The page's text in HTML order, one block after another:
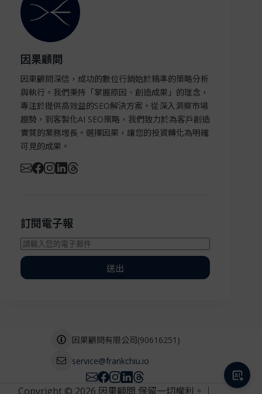
因果顧問
因果顧問深信，成功的數位行銷始於精準的策略分析
與執行。我們秉持「掌握原因、創造成果」的理念，
專注於提供高效益的SEO解決方案。從深入洞察市場
趨勢，到客製化AI SEO策略，我們致力於為客戶創造
實質的業務增長。選擇因果，讓您的投資轉化為明確
可見的成果。
訂閱電子報
送出
因果顧問有限公司(90616251 )
service@frankchiu.io
Copyright © 2026 因果顧問 保留一切權利。｜